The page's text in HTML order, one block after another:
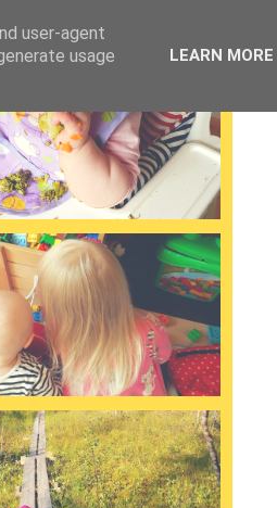
user-agent
usage
LEARN MORE